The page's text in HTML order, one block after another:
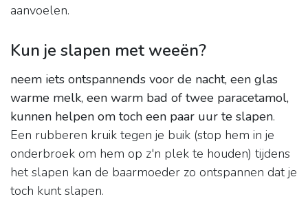
aanvoelen.
Kun je slapen met weeën?
neem iets ontspannends voor de nacht, een glas
warme melk, een warm bad of twee paracetamol,
kunnen helpen om toch een paar uur te slapen.
Een rubberen kruik tegen je buik (stop hem in je
onderbroek om hem op z'n plek te houden) tijdens
het slapen kan de baarmoeder zo ontspannen dat je
toch kunt slapen.